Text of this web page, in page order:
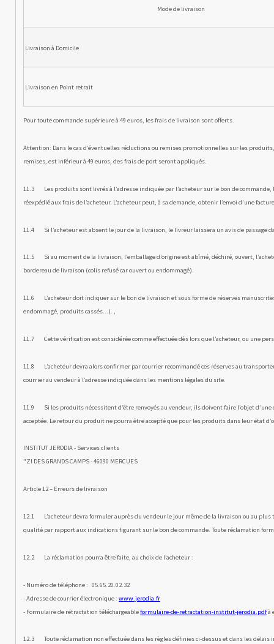
Mode de livraison
Livraison à Domicile
Livraison en Point retrait
Pour toute commande supérieure à 49 euros, les frais de livraison sont offerts.
Attention: Dans le cas d’éventuelles réductions ou remises promotionnelles sur les
remises, est inférieur à 49 euros, des frais de port seront appliqués.
11.3 Les produits sont livrés à l’adresse indiquée par l’acheteur sur le bon de commande,
réexpédié aux frais de l’acheteur. L’acheteur peut, à sa demande, obtenir l’envoi d’une
11.4 Si l’acheteur est absent le jour de la livraison, le livreur laissera un avis de passage
11.5 Si au moment de la livraison, l’emballage d’origine est abîmé, déchiré, ouvert,
bordereau de livraison (colis refusé car ouvert ou endommagé).
11.6 L’acheteur doit indiquer sur le bon de livraison et sous forme de réserves
endommagé, produits cas­sés...). ,
11.7 Cette vérification est considérée comme effectuée dès lors que l’acheteur, ou une
11.8 L’acheteur devra alors confirmer par courrier recommandé ces réserves au
courrier au vendeur à l’adresse indiquée dans les mentions légales du site.
11.9 Si les produits nécessitent d’être renvoyés au vendeur, ils doivent faire l’objet
acceptée. Le retour du produit ne pourra être accepté que pour les produits dans leur état
INSTITUT JERODIA - Services clients
"ZI DES GRANDS CAMPS - 46090 MERCUES
Article 12 – Erreurs de livraison
12.1 L’acheteur devra formuler auprès du vendeur le jour même de la livraison ou au
qualité par rapport aux indications figurant sur le bon de commande. Toute réclamation
12.2 La réclamation pourra être faite, au choix de l’acheteur :
- Numéro de téléphone : 05.65.20.02.32
- Adresse de courrier électronique : www.jerodia.fr
- Formulaire de rétractation téléchargeableformulaire-de-retractation-institut-jerodia.pdfà
12.3 Toute réclamation non effectuée dans les règles définies ci-dessus et dans les délais